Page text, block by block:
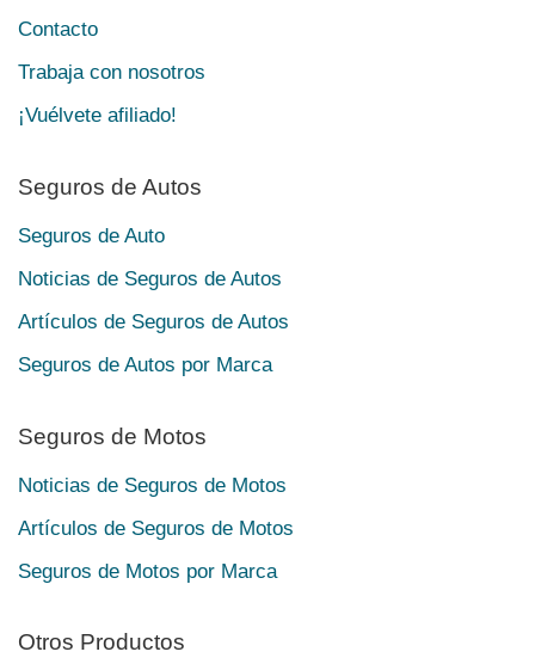
Contacto
Trabaja con nosotros
¡Vuélvete afiliado!
Seguros de Autos
Seguros de Auto
Noticias de Seguros de Autos
Artículos de Seguros de Autos
Seguros de Autos por Marca
Seguros de Motos
Noticias de Seguros de Motos
Artículos de Seguros de Motos
Seguros de Motos por Marca
Otros Productos